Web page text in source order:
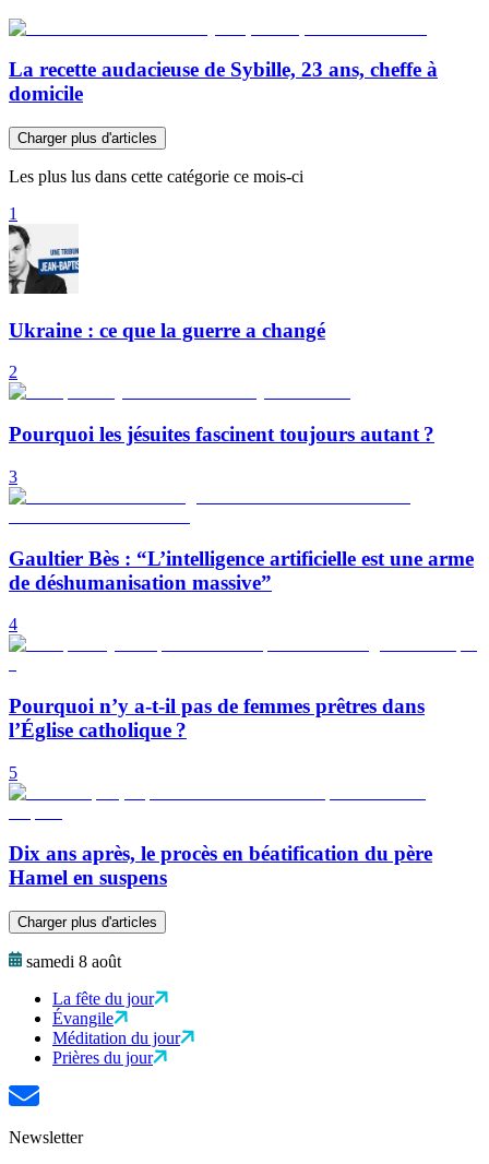
La recette audacieuse de Sybille, 23 ans, cheffe à
domicile
Charger plus d'articles
Les plus lus dans cette catégorie ce mois-ci
1
Ukraine : ce que la guerre a changé
2
Pourquoi les jésuites fascinent toujours autant ?
3
Gaultier Bès : “L’intelligence artificielle est une arme
de déshumanisation massive”
4
Pourquoi n’y a-t-il pas de femmes prêtres dans
l’Église catholique ?
5
Dix ans après, le procès en béatification du père
Hamel en suspens
Charger plus d'articles
samedi 8 août
La fête du jour
Évangile
Méditation du jour
Prières du jour
Newsletter